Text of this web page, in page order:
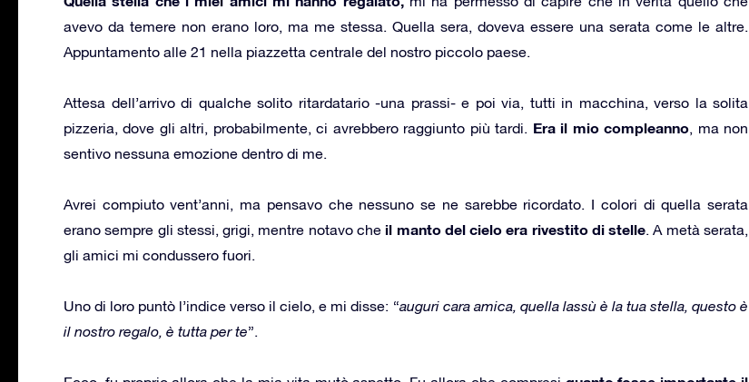
avevo da temere non erano loro, ma me stessa. Quella sera, doveva essere una serata come le altre.
Appuntamento alle 21 nella piazzetta centrale del nostro piccolo paese.
Attesa dell’arrivo di qualche solito ritardatario -una prassi- e poi via, tutti in macchina, verso la solita
pizzeria, dove gli altri, probabilmente, ci avrebbero raggiunto più tardi. Era il mio compleanno, ma non
sentivo nessuna emozione dentro di me.
Avrei compiuto vent’anni, ma pensavo che nessuno se ne sarebbe ricordato. I colori di quella serata
erano sempre gli stessi, grigi, mentre notavo che il manto del cielo era rivestito di stelle. A metà serata,
gli amici mi condussero fuori.
Uno di loro puntò l’indice verso il cielo, e mi disse: “auguri cara amica, quella lassù è la tua stella, questo è
il nostro regalo, è tutta per te”.